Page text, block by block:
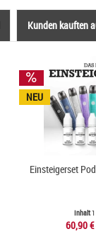
Kunden kauften
NEU
Einsteigerset
Inhalt
60,90 €